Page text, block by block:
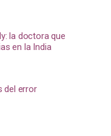
la doctora que
en la India
del error